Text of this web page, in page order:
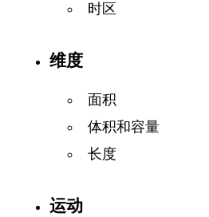
时区
维度
面积
体积和容量
长度
运动